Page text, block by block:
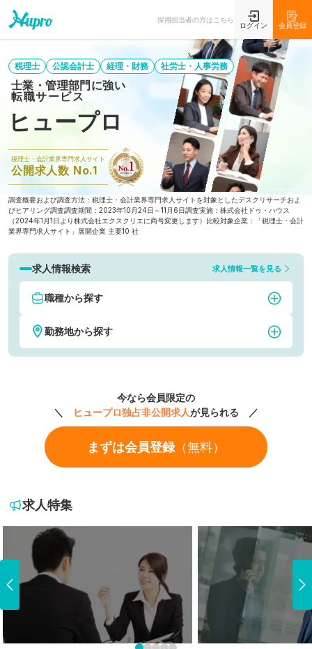
採用担当者の方はこちら
ログイン 会員登録
税理士 公認会計士 経理・財務 社労士・人事労務
士業・管理部門に強い
転職サービス
ヒュープロ
税理士・会計業界専門求人サイト
公開求人数 No.1
調査概要および調査方法：税理士・会計業界専門求人サイトを対象としたデスクリサーチおよ
びヒアリング調査調査期間：2023年10月24日～11月6日調査実施：株式会社ドゥ・ハウス
（2024年1月1日より株式会社エクスクリエに商号変更します） 比較対象企業：「税理士・会計
業界専門求人サイト」展開企業 主要10 社
求人情報検索 求人情報一覧を見る
職種から探す
税理士・税務
経理 財務
人事・労務 法務・知財
勤務地から探す
千葉
大阪 京都
北海道・東北地方
北海道
関東地方
栃木県
今なら会員限定の
＼
ヒュープロ独占非公開求人が見られる ／
まずは会員登録（無料）
求人特集